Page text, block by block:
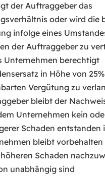
der Auftraggeber das
oder wird die
infolge eines
der Auftraggeber zu
Unternehmen berechtigt
in Höhe von
Vergütung zu
bleibt der
Unternehmen kein
Schaden entstanden
bleibt vorbehalten
Schaden
unabhängig sind